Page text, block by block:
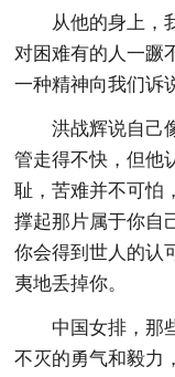
从他的身上，
对困难有的人一
一种精神向我们诉
洪战辉说自己
管走得不快，但他
耻，苦难并不可怕
撑起那片属于你自
你会得到世人的认
夷地丢掉你。
中国女排，那
不灭的勇气和毅力